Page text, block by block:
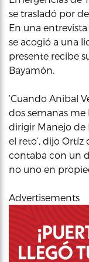
se trasladó por
En una
se acogió a una
presente recibe
Bayamón.
‘Cuando Anibal
dos semanas
dirigir Manejo de
el reto’, dijo
contaba con un
no uno en
Advertisements